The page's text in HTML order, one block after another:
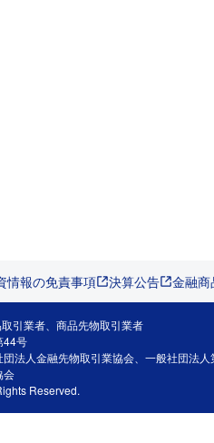
情報の免責事項 決算公告 金融
引業者、商品先物取引業者
44号
法人金融先物取引業協会、一般社団法
会
Reserved.